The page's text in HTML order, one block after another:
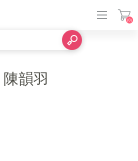
(0)
陳韻羽